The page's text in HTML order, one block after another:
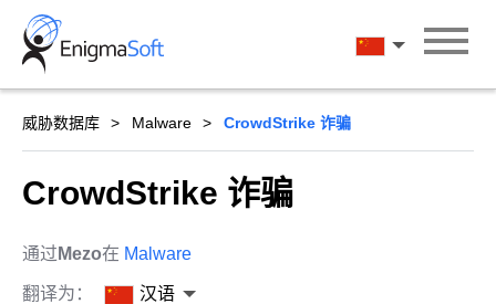
Skip
content
汉语
威胁数据库 Malware CrowdStrike 诈骗
CrowdStrike 诈骗
通过 Mezo在 Malware
翻译为： 汉语